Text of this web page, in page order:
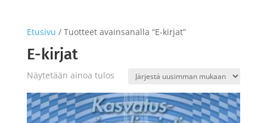
Etusivu / Tuotteet avainsanalla “E-kirjat”
E-kirjat
Näytetään ainoa tulos